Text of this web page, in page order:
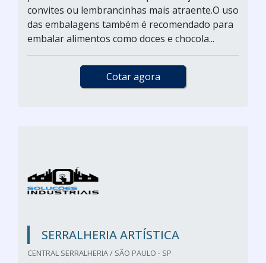
convites ou lembrancinhas mais atraente.O uso
das embalagens também é recomendado para
embalar alimentos como doces e chocola...
Cotar agora
SERRALHERIA ARTÍSTICA
CENTRAL SERRALHERIA / SÃO PAULO - SP